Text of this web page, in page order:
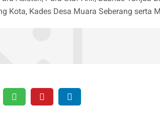
Kota, Kades Desa Muara Seberang serta